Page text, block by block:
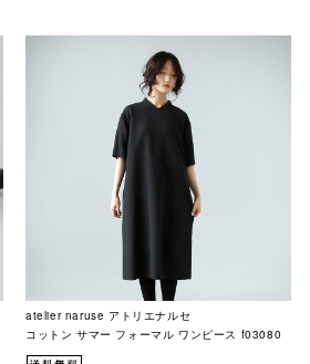
atelier naruse アトリエナルセ
コットン サマー フォーマル ワンピース f03080